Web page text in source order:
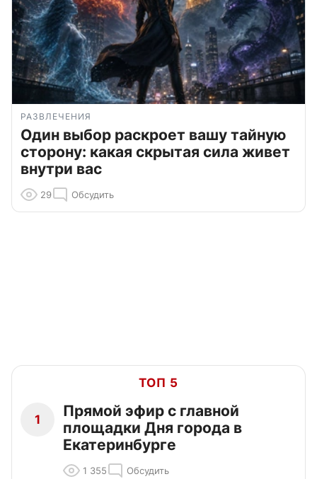
РАЗВЛЕЧЕНИЯ
Один выбор раскроет вашу тайную
сторону: какая скрытая сила живет
внутри вас
29 Обсудить
ТОП 5
1
Прямой эфир с главной
площадки Дня города в
Екатеринбурге
1 355 Обсудить